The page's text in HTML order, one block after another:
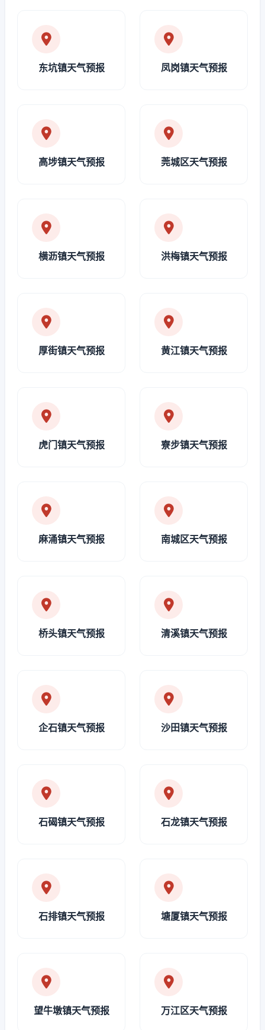
东坑镇天气预报 凤岗镇天气预报
高埗镇天气预报 莞城区天气预报
横沥镇天气预报 洪梅镇天气预报
厚街镇天气预报 黄江镇天气预报
虎门镇天气预报 寮步镇天气预报
麻涌镇天气预报 南城区天气预报
桥头镇天气预报 清溪镇天气预报
企石镇天气预报 沙田镇天气预报
石碣镇天气预报 石龙镇天气预报
石排镇天气预报 塘厦镇天气预报
望牛墩镇天气预报 万江区天气预报